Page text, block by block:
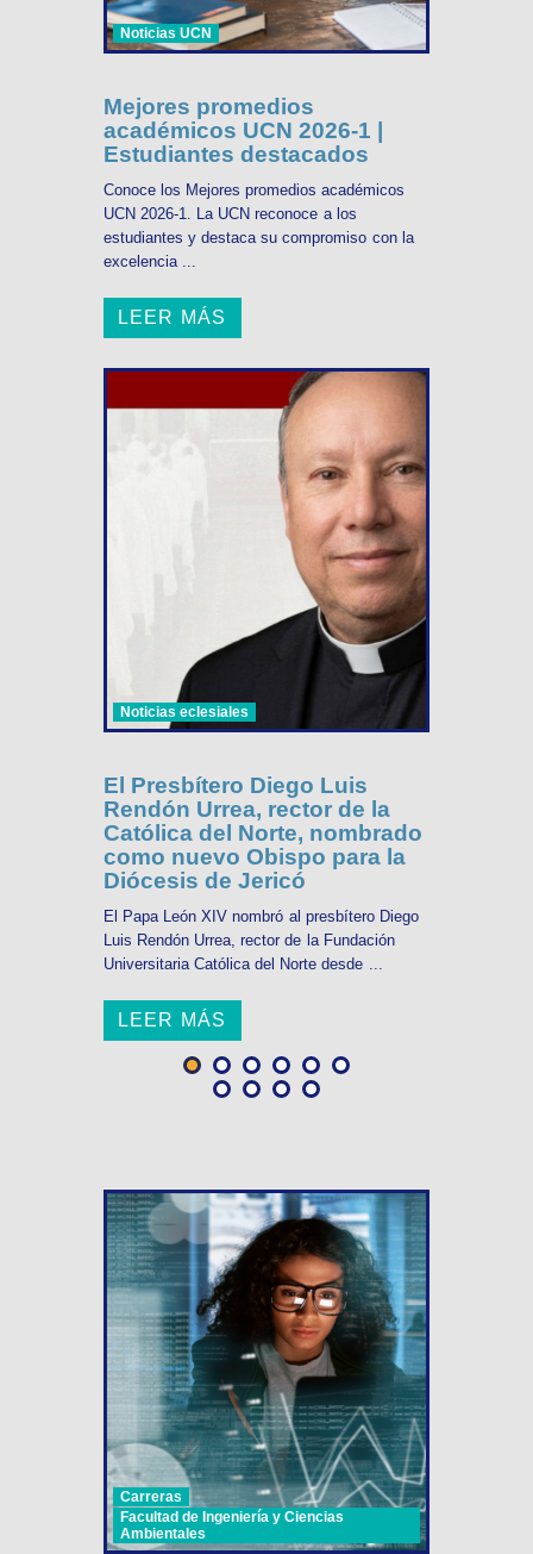
Noticias UCN
Mejores promedios
académicos UCN 2026-1 |
Estudiantes destacados
Conoce los Mejores promedios académicos
UCN 2026-1. La UCN reconoce a los
estudiantes y destaca su compromiso con la
excelencia ...
LEER MÁS
Noticias eclesiales
El Presbítero Diego Luis
Rendón Urrea, rector de la
Católica del Norte, nombrado
como nuevo Obispo para la
Diócesis de Jericó
El Papa León XIV nombró al presbítero Diego
Luis Rendón Urrea, rector de la Fundación
Universitaria Católica del Norte desde ...
LEER MÁS
Carreras
Facultad de Ingeniería y Ciencias
Ambientales